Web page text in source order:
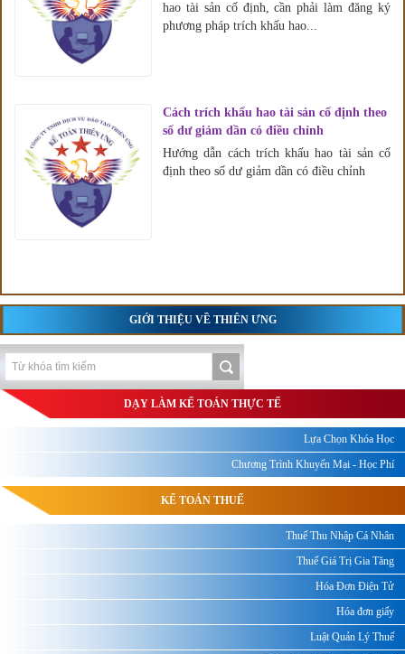
hao tài sản cố định, cần phải làm đăng ký
phương pháp trích khấu hao...
Cách trích khấu hao tài sản cố định theo
số dư giảm dần có điều chỉnh
Hướng dẫn cách trích khấu hao tài sản cố
định theo số dư giảm dần có điều chỉnh
GIỚI THIỆU VỀ THIÊN ƯNG
DẠY LÀM KẾ TOÁN THỰC TẾ
Lựa Chọn Khóa Học
Chương Trình Khuyến Mại - Học Phí
KẾ TOÁN THUẾ
Thuế Thu Nhập Cá Nhân
Thuế Giá Trị Gia Tăng
Hóa Đơn Điện Tử
Hóa đơn giấy
Luật Quản Lý Thuế